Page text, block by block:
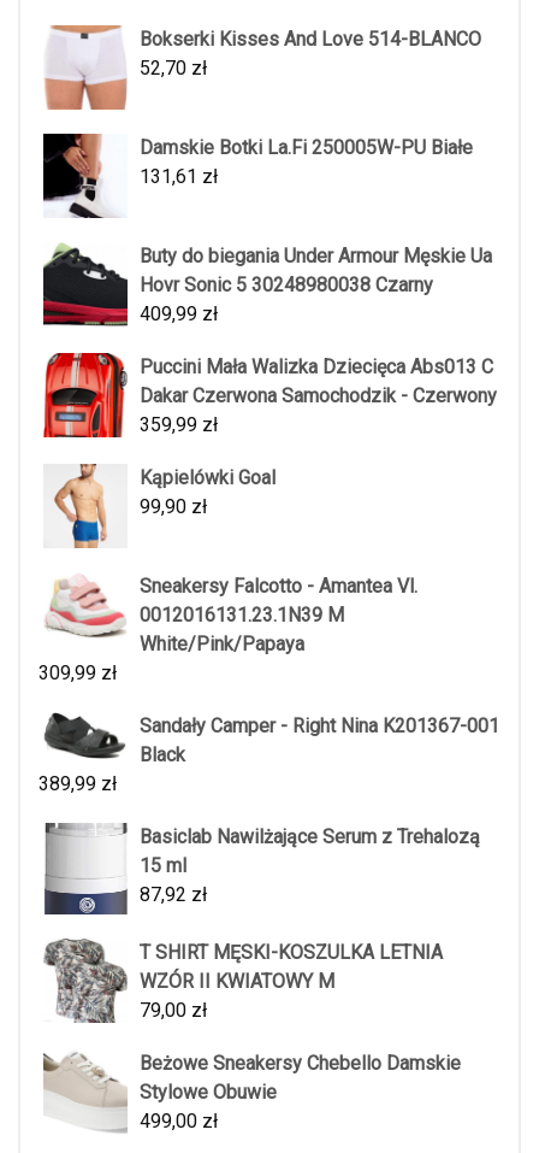
Bokserki Kisses And Love 514-BLANCO
52,70 zł
Damskie Botki La.Fi 250005W-PU Białe
131,61 zł
Buty do biegania Under Armour Męskie Ua
Hovr Sonic 5 30248980038 Czarny
409,99 zł
Puccini Mała Walizka Dziecięca Abs013 C
Dakar Czerwona Samochodzik - Czerwony
359,99 zł
Kąpielówki Goal
99,90 zł
Sneakersy Falcotto - Amantea Vl.
0012016131.23.1N39 M
White/Pink/Papaya
309,99 zł
Sandały Camper - Right Nina K201367-001
Black
389,99 zł
Basiclab Nawilżające Serum z Trehalozą
15 ml
87,92 zł
T SHIRT MĘSKI-KOSZULKA LETNIA
WZÓR II KWIATOWY M
79,00 zł
Beżowe Sneakersy Chebello Damskie
Stylowe Obuwie
499,00 zł